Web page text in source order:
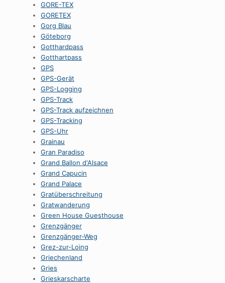
GORE-TEX
GORETEX
Gorg Blau
Göteborg
Gotthardpass
Gotthartpass
GPS
GPS-Gerät
GPS-Logging
GPS-Track
GPS-Track aufzeichnen
GPS-Tracking
GPS-Uhr
Grainau
Gran Paradiso
Grand Ballon d'Alsace
Grand Capucin
Grand Palace
Gratüberschreitung
Gratwanderung
Green House Guesthouse
Grenzgänger
Grenzgänger-Weg
Grez-zur-Loing
Griechenland
Gries
Grieskarscharte